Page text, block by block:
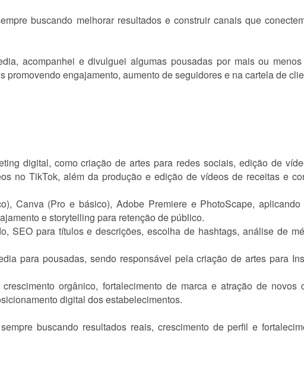
buscando melhorar resultados e construir canais que
acompanhei e divulguei algumas pousadas por mais ou
promovendo engajamento, aumento de seguidores e na cartela de
digital, como criação de artes para redes sociais, edição de
no TikTok, além da produção e edição de vídeos de receitas e
Canva (Pro e básico), Adobe Premiere e PhotoScape, aplicando
e storytelling para retenção de público.
SEO para títulos e descrições, escolha de hashtags, análise de
para pousadas, sendo responsável pela criação de artes para
orgânico, fortalecimento de marca e atração de novos
digital dos estabelecimentos.
buscando resultados reais, crescimento de perfil e